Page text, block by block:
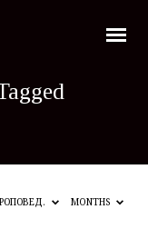
MONTHS